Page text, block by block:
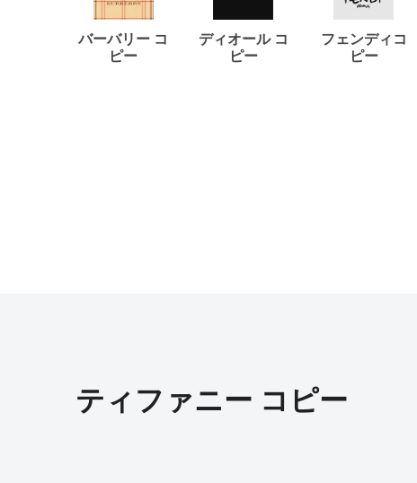
バーバリー コ
ピー
ディオール コ
ピー
フェンディコ
ピー
ティファニー コピー